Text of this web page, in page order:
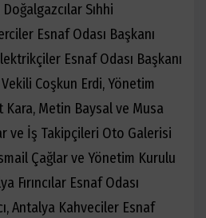
Sıhhi
Esnaf Odası Başkanı
Esnaf Odası Başkanı
Coşkun Erdi, Yönetim
Metin Baysal ve Musa
ve İş Takipçileri Oto Galerisi
Çağlar ve Yönetim Kurulu
Fırıncılar Esnaf Odası
Antalya Kahveciler Esnaf